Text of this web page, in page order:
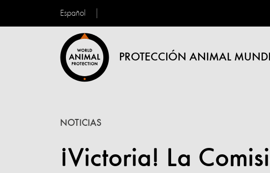
Español
PROTECCIÓN ANIMAL
¡Victoria! La
NOTICIAS